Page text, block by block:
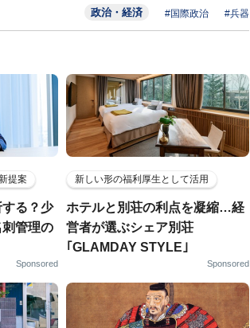
政治・経済 #国際政治 #兵器
提案
る？少
管理の
Sponsored
新しい形の福利厚生として活用
ホテルと別荘の利点を凝縮…経
営者が選ぶシェア別荘
｢GLAMDAY STYLE｣
Sponsored